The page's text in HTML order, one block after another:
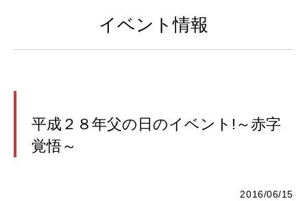
イベント情報
平成２８年父の日のイベント!～赤字
覚悟～
2016/06/15